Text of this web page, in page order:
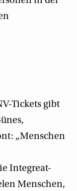
Tickets gibt
„Menschen
Integreat-
Menschen,